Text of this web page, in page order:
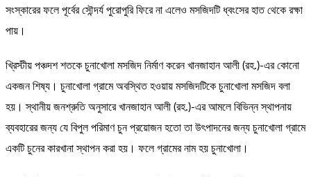
সংস্কারের ফলে পূর্বের সৌন্দর্য পুরোপুরি ফিরে না এলেও মসজিদটি ধ্বংসের হাত থেকে রক্ষা
পায়।
খ্রিস্টীয় পঞ্চদশ শতকে চুনাখোলা মসজিদ নির্মাণ করেন খানজাহান আলী (রহ.)-এর কোনো
একজন শিষ্য। চুনাখোলা গ্রামে অবস্থিত হওয়ায় মসজিদটিকে চুনাখোলা মসজিদ বলা
হয়। স্থানীয় জনশ্রুতি অনুসারে খানজাহান আলী (রহ.)-এর আমলে বিভিন্ন স্থাপনায়
ব্যবহারের জন্য যে বিপুল পরিমাণ চুন প্রয়োজন হতো তা উৎপাদনের জন্য চুনাখোলা গ্রামে
একটি চুনের কারখানা স্থাপন করা হয়। ফলে গ্রামের নাম হয় চুনাখোলা।